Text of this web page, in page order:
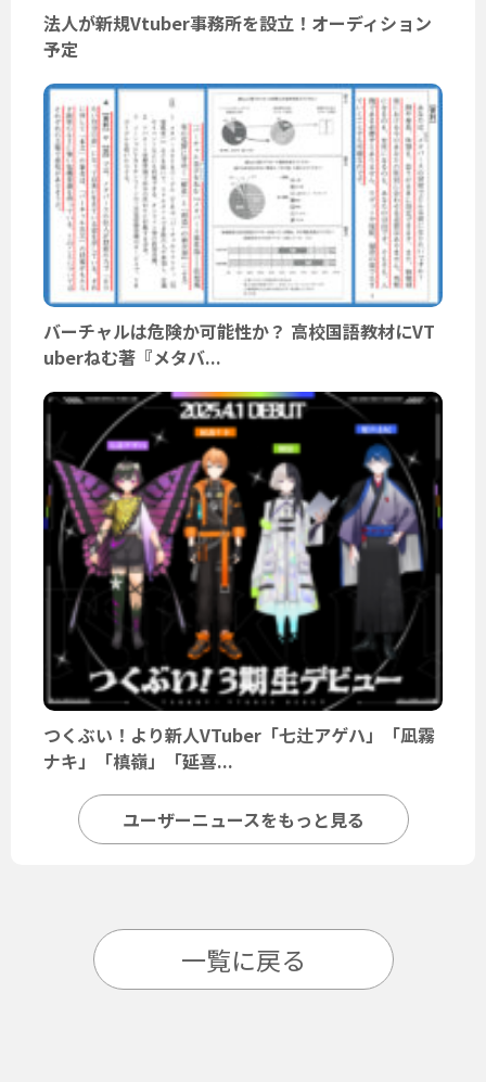
法人が新規Vtuber事務所を設立！オーディション
予定
バーチャルは危険か可能性か？ 高校国語教材にVT
uberねむ著『メタバ...
つくぶい！より新人VTuber「七辻アゲハ」「凪霧
ナキ」「槙嶺」「延喜...
ユーザーニュースをもっと見る
一覧に戻る